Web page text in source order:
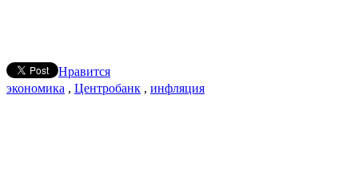
Нравится
экономика , Центробанк , инфляция